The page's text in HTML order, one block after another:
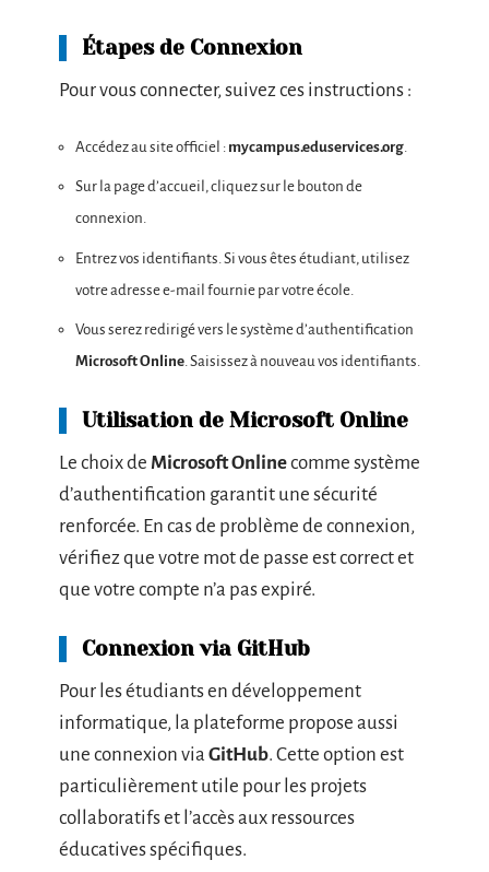
Étapes de Connexion
Pour vous connecter, suivez ces instructions :
Accédez au site officiel : mycampus.eduservices.org
Sur la page d’accueil, cliquez sur le bouton de
connexion.
Entrez vos identifiants. Si vous êtes étudiant, utilisez
votre adresse e-mail fournie par votre école.
Vous serez redirigé vers le système d’authentification
Microsoft Online. Saisissez à nouveau vos identifiants.
Utilisation de Microsoft Online
Le choix de Microsoft Onlinecomme système
d’authentification garantit une sécurité
renforcée. En cas de problème de connexion,
vérifiez que votre mot de passe est correct et
que votre compte n’a pas expiré.
Connexion via GitHub
Pour les étudiants en développement
informatique, la plateforme propose aussi
une connexion via GitHub. Cette option est
particulièrement utile pour les projets
collaboratifs et l’accès aux ressources
éducatives spécifiques.